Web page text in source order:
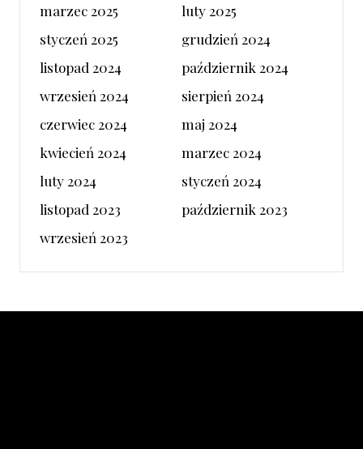
marzec 2025
luty 2025
styczeń 2025
grudzień 2024
listopad 2024
październik 2024
wrzesień 2024
sierpień 2024
czerwiec 2024
maj 2024
kwiecień 2024
marzec 2024
luty 2024
styczeń 2024
listopad 2023
październik 2023
wrzesień 2023